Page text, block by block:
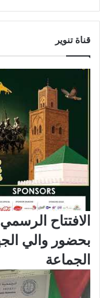
قناة تنوير
الافتتاح
بحضور والي
الجماعة